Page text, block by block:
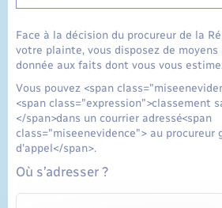
Face à la décision du procureur de la
votre plainte, vous disposez de
donnée aux faits dont vous vous
Vous pouvez <span
<span class="expression">classement
</span>dans un courrier adressé<span
class="miseenevidence"> au procureur
d'appel</span>.
Où s’adresser ?